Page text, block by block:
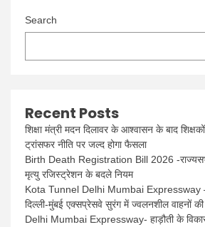
Search
Recent Posts
शिक्षा मंत्री मदन दिलावर के आश्वासन के बाद
ट्रांसफर नीति पर जल्द होगा फैसला
Birth Death Registration Bill 2026 -
मृत्यु रजिस्ट्रेशन के बदले नियम
Kota Tunnel Delhi Mumbai Expressway
दिल्ली-मुंबई एक्सप्रेसवे सुरंग में ज्वलनशील वाहनों की
Delhi Mumbai Expressway- हाड़ौती के विकास